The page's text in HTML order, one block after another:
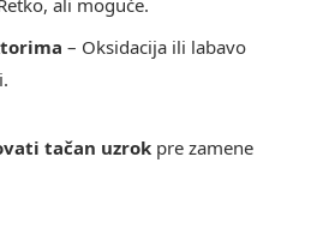
ali moguće.
– Oksidacija ili labavo
tačan uzrok pre zamene